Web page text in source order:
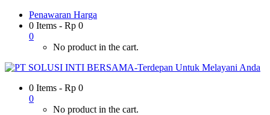
Penawaran Harga
0 Items - Rp 0
0
No product in the cart.
0 Items - Rp 0
0
No product in the cart.